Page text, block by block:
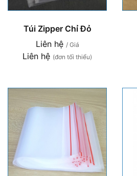
Túi Zipper Chỉ Đỏ
Liên hệ / Giá
Liên hệ (đơn tối thiểu)